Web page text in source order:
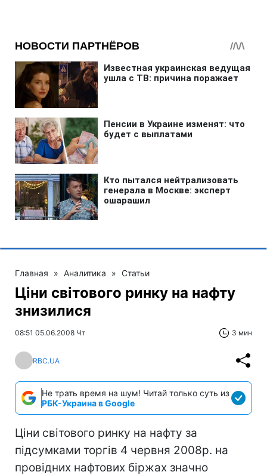
Главная » Аналитика » Статьи
Ціни світового ринку на нафту
знизилися
08:51 05.06.2008 Чт 3 мин
RBC.UA
Не трать время на шум! Читай только суть из
РБК-Украина в Google
Ціни світового ринку на нафту за
підсумками торгів 4 червня 2008р. на
провідних нафтових біржах значно